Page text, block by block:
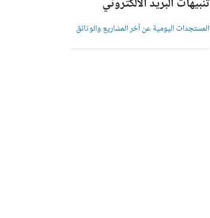
تنبيهات البريد الالكتروني
المستجدات اليومية عن آخر المشاريع والوثائق